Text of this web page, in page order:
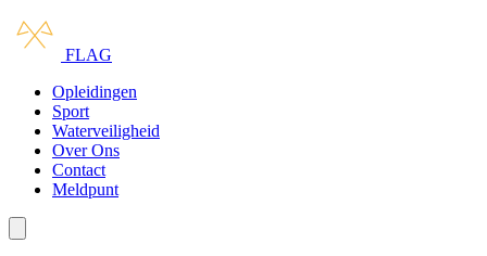
Ga naar hoofdinhoud
Ga naar navigatie
FLAG
Opleidingen
Sport
Waterveiligheid
Over Ons
Contact
Meldpunt
Menu openen/sluiten